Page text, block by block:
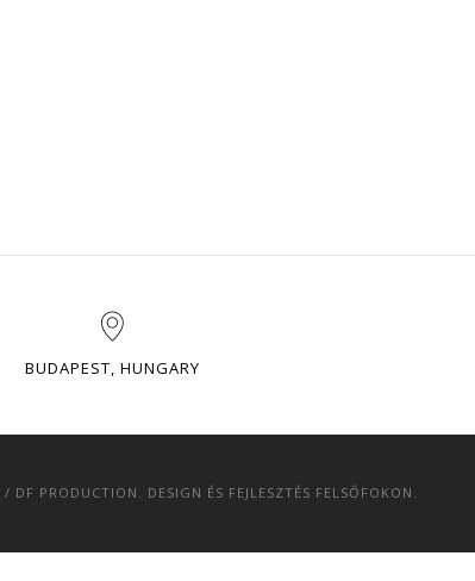
BUDAPEST, HUNGARY
/ DF PRODUCTION . DESIGN ÉS FEJLESZTÉS FELSŐFOKON.